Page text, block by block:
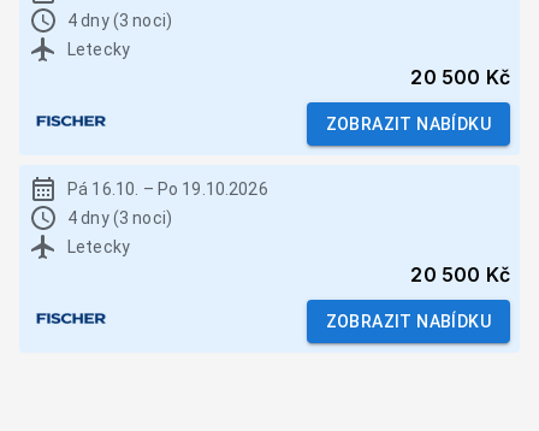
4 dny (3 noci)
Letecky
20 500 Kč
ZOBRAZIT NABÍDKU
Pá 16.10. – Po 19.10.2026
4 dny (3 noci)
Letecky
20 500 Kč
ZOBRAZIT NABÍDKU